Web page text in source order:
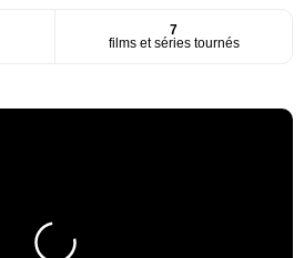
7
films et séries tournés